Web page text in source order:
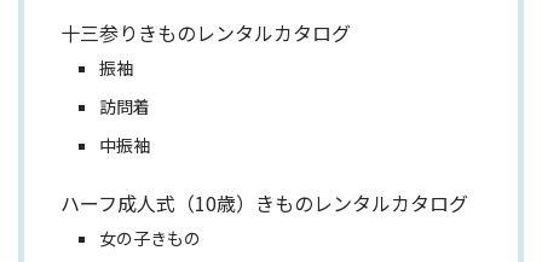
十三参りきものレンタルカタログ
振袖
訪問着
中振袖
ハーフ成人式（10歳）きものレンタルカタログ
女の子きもの